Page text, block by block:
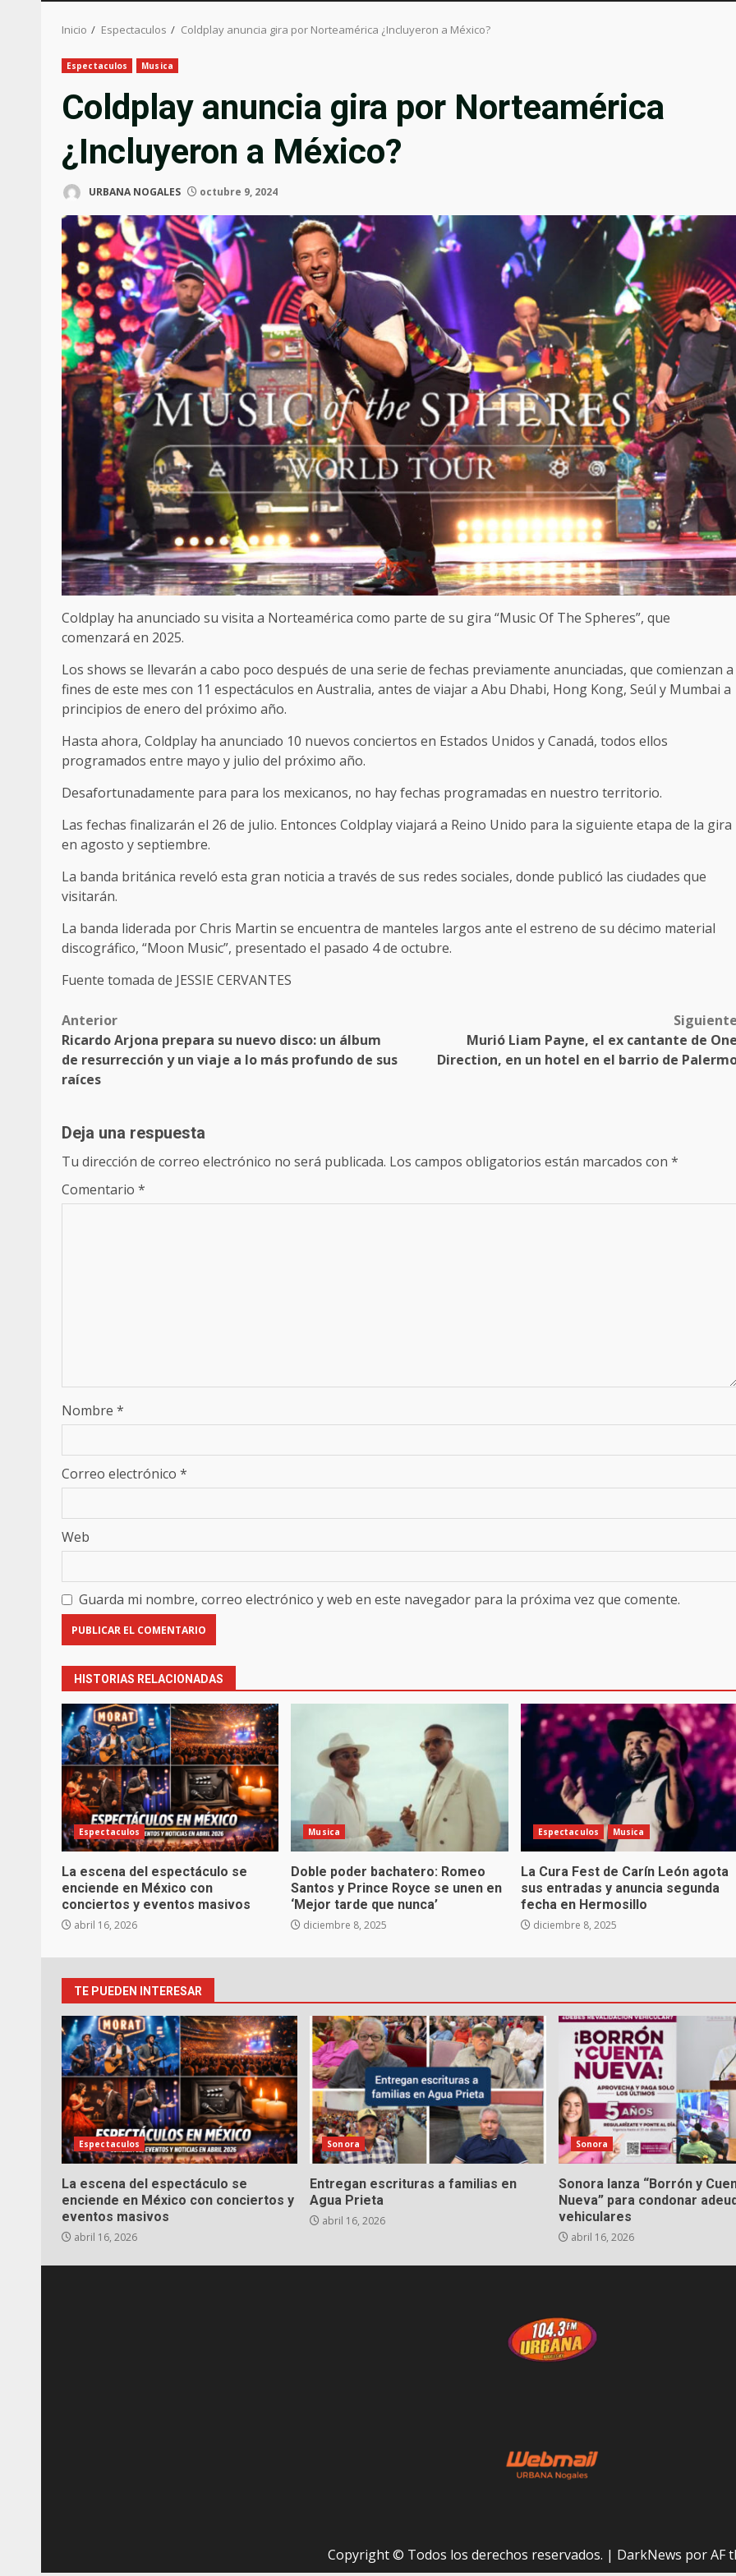
Inicio Espectaculos Coldplay anuncia gira por Norteamérica ¿Incluyeron a México?
Espectaculos Musica
Coldplay anuncia gira por Norteamérica
¿Incluyeron a México?
URBANA NOGALES octubre 9, 2024
Coldplay ha anunciado su visita a Norteamérica como parte de su gira “Music Of The Spheres”, que
comenzará en 2025.
Los shows se llevarán a cabo poco después de una serie de fechas previamente anunciadas, que comienzan a
fines de este mes con 11 espectáculos en Australia, antes de viajar a Abu Dhabi, Hong Kong, Seúl y Mumbai a
principios de enero del próximo año.
Hasta ahora, Coldplay ha anunciado 10 nuevos conciertos en Estados Unidos y Canadá, todos ellos
programados entre mayo y julio del próximo año.
Desafortunadamente para para los mexicanos, no hay fechas programadas en nuestro territorio.
Las fechas finalizarán el 26 de julio. Entonces Coldplay viajará a Reino Unido para la siguiente etapa de la gira
en agosto y septiembre.
La banda británica reveló esta gran noticia a través de sus redes sociales, donde publicó las ciudades que
visitarán.
La banda liderada por Chris Martin se encuentra de manteles largos ante el estreno de su décimo material
discográfico, “Moon Music”, presentado el pasado 4 de octubre.
Fuente tomada de JESSIE CERVANTES
Post
navigation
Anterior
Ricardo Arjona prepara su nuevo disco: un álbum
de resurrección y un viaje a lo más profundo de sus
raíces
Siguiente
Murió Liam Payne, el ex cantante de One
Direction, en un hotel en el barrio de
Deja una respuesta
Tu dirección de correo electrónico no será publicada. Los campos obligatorios están marcados con *
Comentario *
Nombre *
Correo electrónico *
Web
Guarda mi nombre, correo electrónico y web en este navegador para la próxima vez que comente.
HISTORIAS RELACIONADAS
Espectaculos
La escena del espectáculo se
enciende en México con
conciertos y eventos masivos
abril 16, 2026
Musica
Doble poder bachatero: Romeo
Santos y Prince Royce se unen en
‘Mejor tarde que nunca’
diciembre 8, 2025
Espectaculos Musica
La Cura Fest de Carín León agota
sus entradas y anuncia segunda
fecha en Hermosillo
diciembre 8, 2025
TE PUEDEN INTERESAR
Espectaculos
La escena del espectáculo se
enciende en México con conciertos y
eventos masivos
abril 16, 2026
Sonora
Entregan escrituras a familias en
Agua Prieta
abril 16, 2026
Sonora
Sonora lanza “Borrón y
Nueva” para condonar
vehiculares
abril 16, 2026
Copyright © Todos los derechos reservados. | DarkNews por AF